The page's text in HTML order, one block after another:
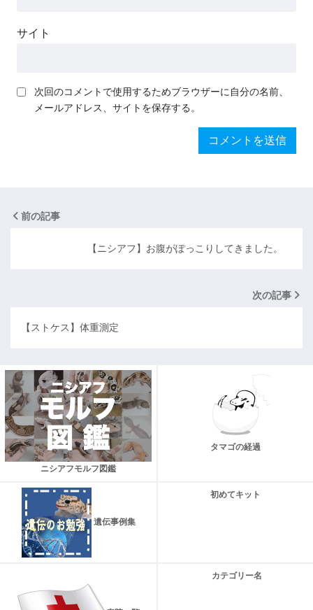
サイト
次回のコメントで使用するためブラウザーに自分の名前、
メールアドレス、サイトを保存する。
前の記事
【ニシアフ】お腹がぽっこりしてきました。
次の記事
【ストケス】体重測定
ニシアフモルフ図鑑
タマゴの経過
遺伝事例集
初めてキット
カテゴリー名